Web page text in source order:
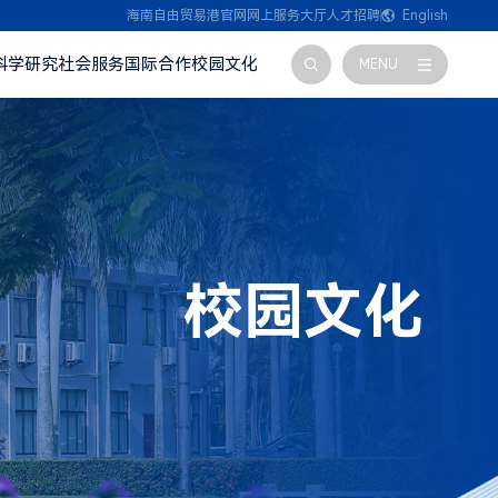
海南自由贸易港官网 网上服务大厅人才招聘 English
学研究社会服务国际合作校园文化 MENU
校园文化